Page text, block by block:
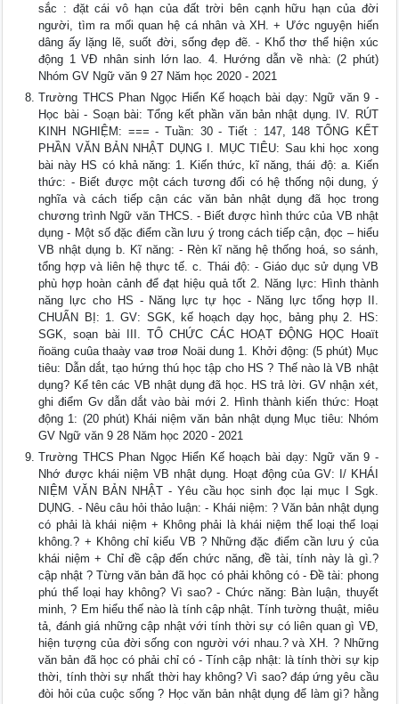
sắc : đặt cái vô hạn của đất trời bên cạnh hữu hạn của đời
người, tìm ra mối quan hệ cá nhân và XH. + Ước nguyện hiến
dâng ấy lặng lẽ, suốt đời, sống đẹp đẽ. - Khổ thơ thể hiện xúc
động 1 VĐ nhân sinh lớn lao. 4. Hướng dẫn về nhà: (2 phút)
Nhóm GV Ngữ văn 9 27 Năm học 2020 - 2021
Trường THCS Phan Ngọc Hiển Kế hoạch bài dạy: Ngữ văn 9 -
Học bài - Soạn bài: Tổng kết phần văn bản nhật dụng. IV. RÚT
KINH NGHIỆM: === - Tuần: 30 - Tiết : 147, 148 TỔNG KẾT
PHẦN VĂN BẢN NHẬT DỤNG I. MỤC TIÊU: Sau khi học xong
bài này HS có khả năng: 1. Kiến thức, kĩ năng, thái độ: a. Kiến
thức: - Biết được một cách tương đối có hệ thống nội dung, ý
nghĩa và cách tiếp cận các văn bản nhật dụng đã học trong
chương trình Ngữ văn THCS. - Biết được hình thức của VB nhật
dụng - Một số đặc điểm cần lưu ý trong cách tiếp cận, đọc – hiểu
VB nhật dụng b. Kĩ năng: - Rèn kĩ năng hệ thống hoá, so sánh,
tổng hợp và liên hệ thực tế. c. Thái độ: - Giáo dục sử dụng VB
phù hợp hoàn cảnh để đạt hiệu quả tốt 2. Năng lực: Hình thành
năng lực cho HS - Năng lực tự học - Năng lực tổng hợp II.
CHUẨN BỊ: 1. GV: SGK, kế hoạch dạy học, bảng phụ 2. HS:
SGK, soạn bài III. TỔ CHỨC CÁC HOẠT ĐỘNG HỌC Hoaït
ñoäng cuûa thaày vaø troø Noäi dung 1. Khởi động: (5 phút) Mục
tiêu: Dẫn dắt, tạo hứng thú học tập cho HS ? Thế nào là VB nhật
dụng? Kể tên các VB nhật dụng đã học. HS trả lời. GV nhận xét,
ghi điểm Gv dẫn dắt vào bài mới 2. Hình thành kiến thức: Hoạt
động 1: (20 phút) Khái niệm văn bản nhật dụng Mục tiêu: Nhóm
GV Ngữ văn 9 28 Năm học 2020 - 2021
Trường THCS Phan Ngọc Hiển Kế hoạch bài dạy: Ngữ văn 9 -
Nhớ được khái niệm VB nhật dụng. Hoạt động của GV: I/ KHÁI
NIỆM VĂN BẢN NHẬT - Yêu cầu học sinh đọc lại mục I Sgk.
DỤNG. - Nêu câu hỏi thảo luận: - Khái niệm: ? Văn bản nhật dụng
có phải là khái niệm + Không phải là khái niệm thể loại thể loại
không.? + Không chỉ kiểu VB ? Những đặc điểm cần lưu ý của
khái niệm + Chỉ đề cập đến chức năng, đề tài, tính này là gì.?
cập nhật ? Từng văn bản đã học có phải không có - Đề tài: phong
phú thể loại hay không? Vì sao? - Chức năng: Bàn luận, thuyết
minh, ? Em hiểu thế nào là tính cập nhật. Tính tường thuật, miêu
tả, đánh giá những cập nhật với tính thời sự có liên quan gì VĐ,
hiện tượng của đời sống con người với nhau.? và XH. ? Những
văn bản đã học có phải chỉ có - Tính cập nhật: là tính thời sự kịp
thời, tính thời sự nhất thời hay không? Vì sao? đáp ứng yêu cầu
đòi hỏi của cuộc sống ? Học văn bản nhật dụng để làm gì? hằng